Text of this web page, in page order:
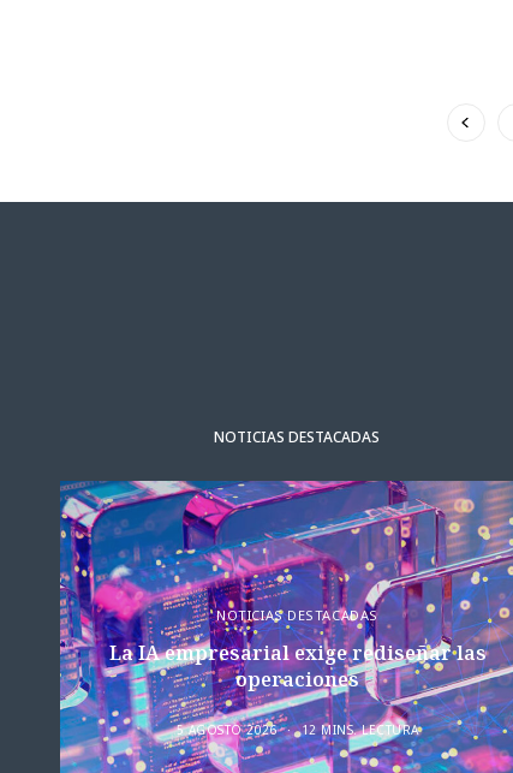
NOTICIAS DESTACADAS
NOTICIAS DESTACADAS
La IA empresarial exige rediseñar las
operaciones
5 AGOSTO 2026 12 MINS. LECTURA